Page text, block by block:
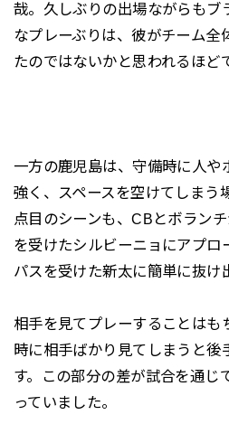
哉。久しぶりの出場ながらもブ
なプレーぶりは、彼がチーム全
たのではないかと思われるほど
一方の鹿児島は、守備時に人や
強く、スペースを空けてしまう
点目のシーンも、CBとボラン
を受けたシルビーニョにアプロ
パスを受けた新太に簡単に抜け
相手を見てプレーすることはも
時に相手ばかり見てしまうと後
す。この部分の差が試合を通じ
っていました。